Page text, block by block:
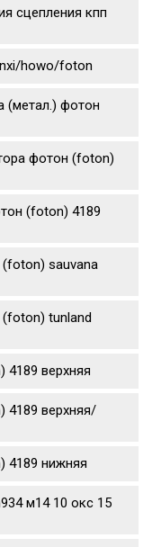
сцепления кпп
howo/foton
(метал.) фотон
фотон (foton)
(foton) 4189
(foton) sauvana
(foton) tunland
верхняя
4189 верхняя/
4189 нижняя
м14 10 окс 15